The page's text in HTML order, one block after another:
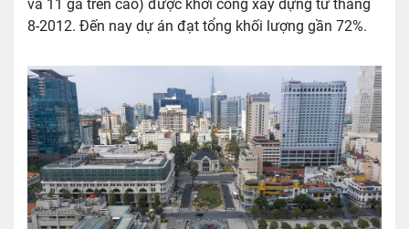
và 11 ga trên cao) được khởi công xây dựng từ tháng
8-2012. Đến nay dự án đạt tổng khối lượng gần 72%.